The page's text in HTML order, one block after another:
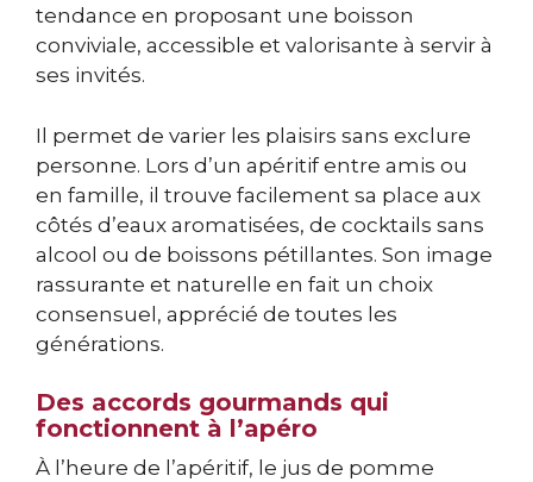
tendance en proposant une boisson
conviviale, accessible et valorisante à servir à
ses invités.
Il permet de varier les plaisirs sans exclure
personne. Lors d’un apéritif entre amis ou
en famille, il trouve facilement sa place aux
côtés d’eaux aromatisées, de cocktails sans
alcool ou de boissons pétillantes. Son image
rassurante et naturelle en fait un choix
consensuel, apprécié de toutes les
générations.
Des accords gourmands qui
fonctionnent à l’apéro
À l’heure de l’apéritif, le jus de pomme